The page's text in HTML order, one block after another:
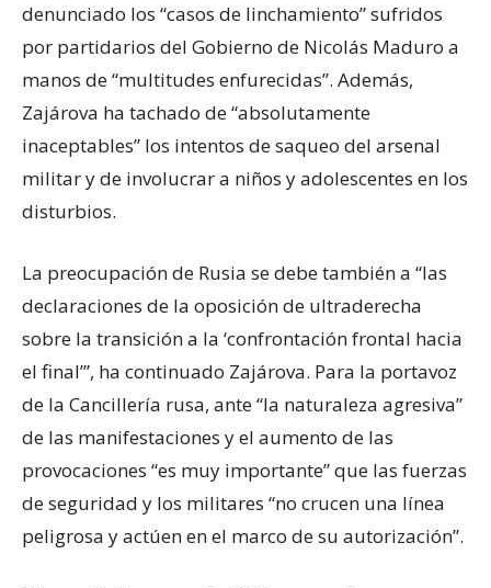
denunciado los “casos de linchamiento” sufridos
por partidarios del Gobierno de Nicolás Maduro a
manos de “multitudes enfurecidas”. Además,
Zajárova ha tachado de “absolutamente
inaceptables” los intentos de saqueo del arsenal
militar y de involucrar a niños y adolescentes en los
disturbios.
La preocupación de Rusia se debe también a “las
declaraciones de la oposición de ultraderecha
sobre la transición a la ‘confrontación frontal hacia
el final’”, ha continuado Zajárova. Para la portavoz
de la Cancillería rusa, ante “la naturaleza agresiva”
de las manifestaciones y el aumento de las
provocaciones “es muy importante” que las fuerzas
de seguridad y los militares “no crucen una línea
peligrosa y actúen en el marco de su autorización”.